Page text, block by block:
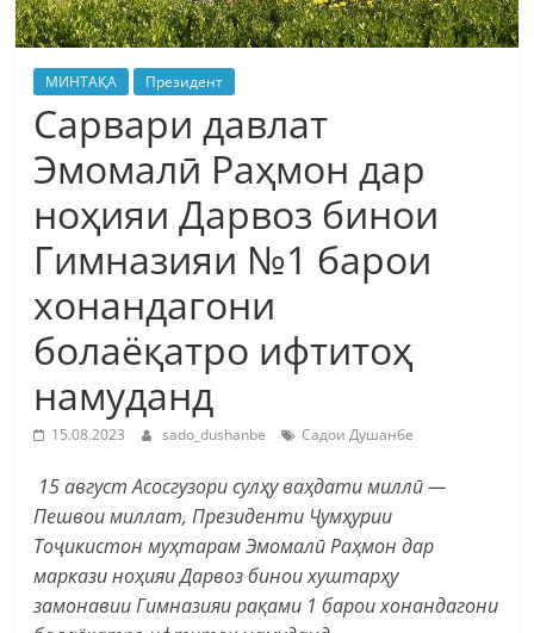
МИНТАҚА Президент
Сарвари давлат
Эмомалӣ Раҳмон дар
ноҳияи Дарвоз бинои
Гимназияи №1 барои
хонандагони
болаёқатро ифтитоҳ
намуданд
15.08.2023 sado_dushanbe Садои Душанбе
15 август Асосгузори сулҳу ваҳдати миллӣ —
Пешвои миллат, Президенти Ҷумҳурии
Тоҷикистон муҳтарам Эмомалӣ Раҳмон дар
маркази ноҳияи Дарвоз бинои хуштарҳу
замонавии Гимназияи рақами 1 барои хонандагони